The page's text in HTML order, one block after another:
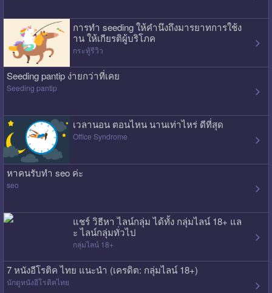
การทำ seeding ให้คำนึงถึงมารยาทการใช้ง
าน ให้เกียรติผู้บริโภค
กระทู้รีวิว
Seeding pantip ง่ายกว่าที่เคย
Seeding pantip
เวลานอน ตอนไหน นานเท่าไหร่ ดีที่สุด
Office Syndrome
หาคนรับทำ seo ค่ะ
seo
แชร์ วิธีหา ไลน์กลุ่ม ได้ทั้ง กลุ่มไลน์ 18+ แล
ะ ไลน์กลุ่มทั่วไป
กลุ่มไลน์ 18+
7 หนังอีโรติค ไทย แนะนำ (เครดิต: กลุ่มไลน์ 18+)
นักดูหนังอีโรติคไทย